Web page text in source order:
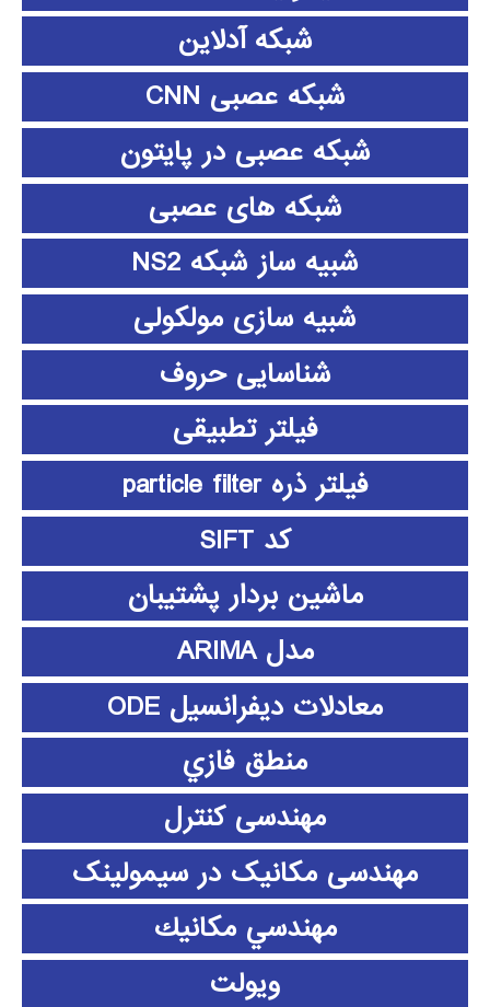
شبکه آدلاین
شبکه عصبی CNN
شبکه عصبی در پایتون
شبکه های عصبی
شبیه ساز شبکه NS2
شبیه سازی مولکولی
شناسایی حروف
فیلتر تطبیقی
فیلتر ذره particle filter
کد SIFT
ماشین بردار پشتیبان
مدل ARIMA
معادلات دیفرانسیل ODE
منطق فازي
مهندسی کنترل
مهندسی مکانیک در سیمولینک
مهندسي مكانيك
ویولت